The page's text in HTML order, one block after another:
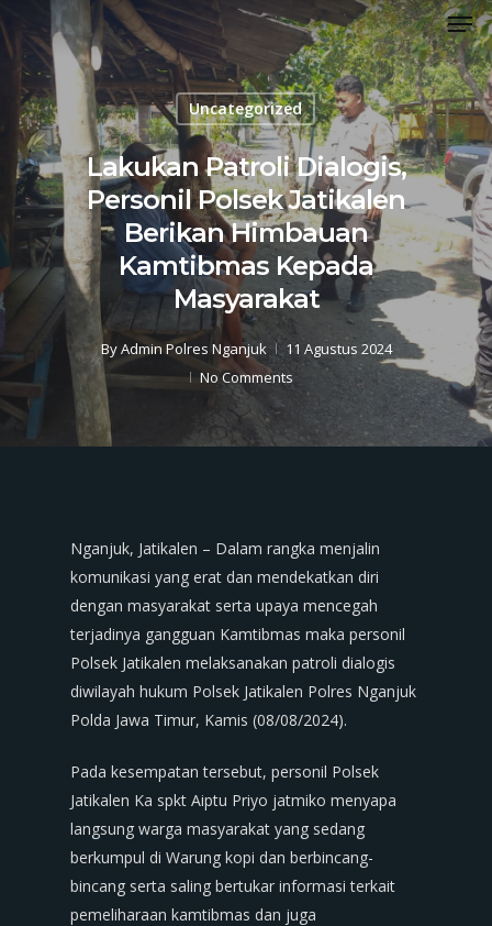
to
main
content
Uncategorized
Lakukan Patroli Dialogis,
Personil Polsek Jatikalen
Berikan Himbauan
Kamtibmas Kepada
Masyarakat
ByAdmin Polres Nganjuk
11 Agustus 2024
No Comments
Nganjuk, Jatikalen – Dalam rangka menjalin
komunikasi yang erat dan mendekatkan diri
dengan masyarakat serta upaya mencegah
terjadinya gangguan Kamtibmas maka personil
Polsek Jatikalen melaksanakan patroli dialogis
diwilayah hukum Polsek Jatikalen Polres Nganjuk
Polda Jawa Timur, Kamis (08/08/2024).
Pada kesempatan tersebut, personil Polsek
Jatikalen Ka spkt Aiptu Priyo jatmiko menyapa
langsung warga masyarakat yang sedang
berkumpul di Warung kopi dan berbincang-
bincang serta saling bertukar informasi terkait
pemeliharaan kamtibmas dan juga
Close
Menu